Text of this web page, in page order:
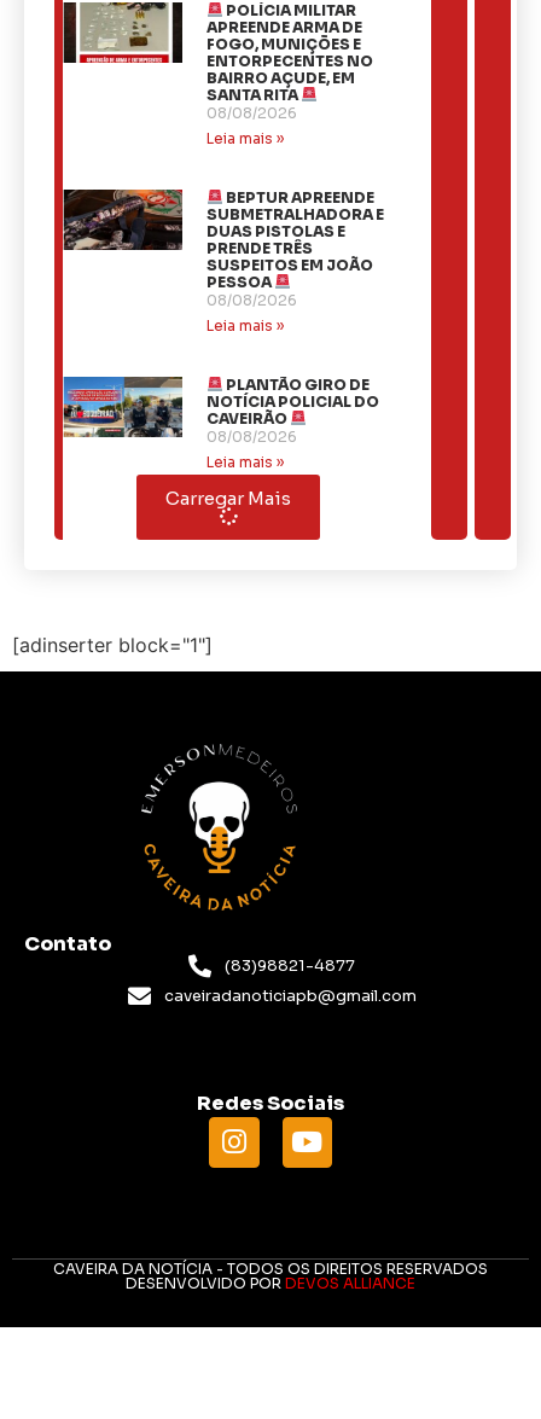
POLÍCIA MILITAR
APREENDE ARMA DE
FOGO, MUNIÇÕES E
ENTORPECENTES NO
BAIRRO AÇUDE, EM
SANTA RITA
08/08/2026
Leia mais »
BEPTUR APREENDE
SUBMETRALHADORA E
DUAS PISTOLAS E
PRENDE TRÊS
SUSPEITOS EM JOÃO
PESSOA
08/08/2026
Leia mais »
PLANTÃO GIRO DE
NOTÍCIA POLICIAL DO
CAVEIRÃO
08/08/2026
Leia mais »
Carregar Mais
[adinserter block="1"]
Contato
(83)98821-4877
caveiradanoticiapb@gmail.com
Redes Sociais
CAVEIRA DA NOTÍCIA - TODOS OS DIREITOS RESERVADOS
DESENVOLVIDO POR DEVOS ALLIANCE